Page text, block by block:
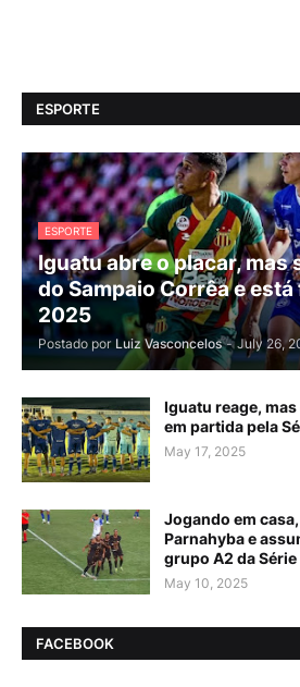
ESPORTE
ESPORTE
Iguatu abre o placar, mas
do Sampaio Corrêa e está
2025
Postado por Luiz Vasconcelos - July 26,
Iguatu reage,
em partida pela
May 17, 2025
Jogando em
Parnahyba e
grupo A2 da
May 10, 2025
FACEBOOK